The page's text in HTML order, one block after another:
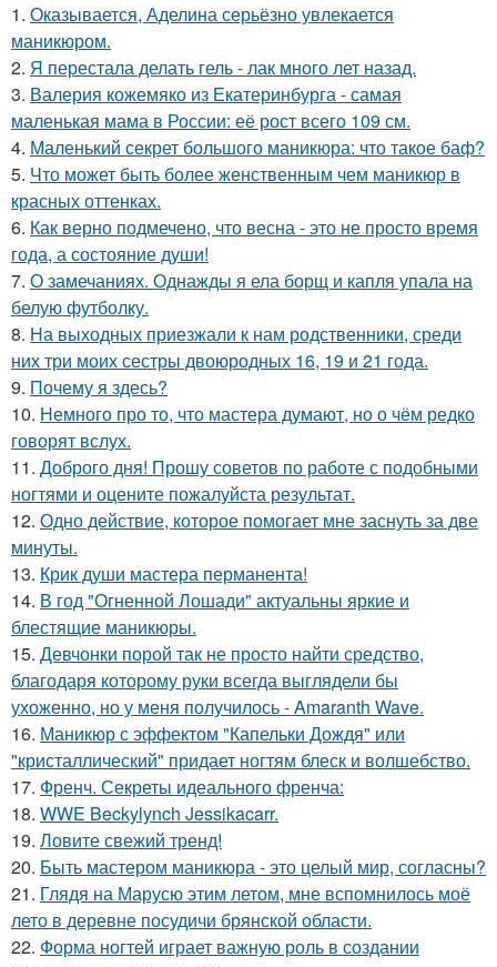
1. Оказывается, Аделина серьёзно увлекается
маникюром.
2. Я перестала делать гель - лак много лет назад.
3. Валерия кожемяко из Екатеринбурга - самая
маленькая мама в России: её рост всего 109 см.
4. Маленький секрет большого маникюра: что такое баф?
5. Что может быть более женственным чем маникюр в
красных оттенках.
6. Как верно подмечено, что весна - это не просто время
года, а состояние души!
7. О замечаниях. Однажды я ела борщ и капля упала на
белую футболку.
8. На выходных приезжали к нам родственники, среди
них три моих сестры двоюродных 16, 19 и 21 года.
9. Почему я здесь?
10. Немного про то, что мастера думают, но о чём редко
говорят вслух.
11. Доброго дня! Прошу советов по работе с подобными
ногтями и оцените пожалуйста результат.
12. Одно действие, которое помогает мне заснуть за две
минуты.
13. Крик души мастера перманента!
14. В год "Огненной Лошади" актуальны яркие и
блестящие маникюры.
15. Девчонки порой так не просто найти средство,
благодаря которому руки всегда выглядели бы
ухоженно, но у меня получилось - Amaranth Wave.
16. Маникюр с эффектом "Капельки Дождя" или
"кристаллический" придает ногтям блеск и волшебство.
17. Френч. Секреты идеального френча:
18. WWE Beckylynch Jessikacarr.
19. Ловите свежий тренд!
20. Быть мастером маникюра - это целый мир, согласны?
21. Глядя на Марусю этим летом, мне вспомнилось моё
лето в деревне посудичи брянской области.
22. Форма ногтей играет важную роль в создании